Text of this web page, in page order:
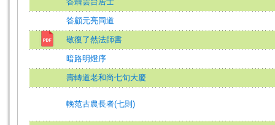
答顧元亮同道
敬復了然法師書
暗路明燈序
壽轉道老和尚七旬大慶
輓范古農長者(七則)